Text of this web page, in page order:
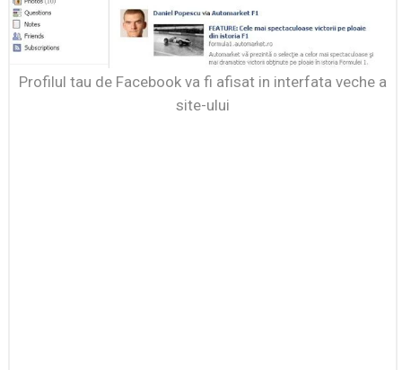
Profilul tau de Facebook va fi afisat in interfata veche a
site-ului